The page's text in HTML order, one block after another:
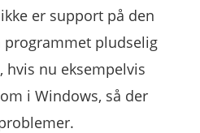
er support på den
pludselig
hvis nu eksempelvis
i Windows, så der